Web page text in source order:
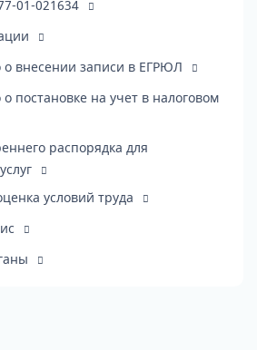
01-021634
о внесении записи в ЕГРЮЛ
о постановке на учет в налоговом
распорядка для
условий труда